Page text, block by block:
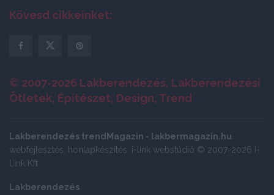
Kövesd cikkeinket:
© 2007-2026 Lakberendezés, Lakberendezési
Ötletek, Építészet, Design, Trend
Lakberendezés trendMagazin - lakbermagazin.hu
webfejlesztés, honlapkészítés: i-link webstúdió © 2007-2026 I-
Link Kft
Lakberendezés